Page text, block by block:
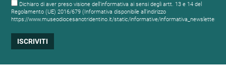
Dichiaro di aver preso visione dell'informativa ai sensi degli artt. 13 e 14 del
Regolamento (UE) 2016/679 (Informativa disponibile all'indirizzo
https://www.museodiocesanotridentino.it/static/informative/